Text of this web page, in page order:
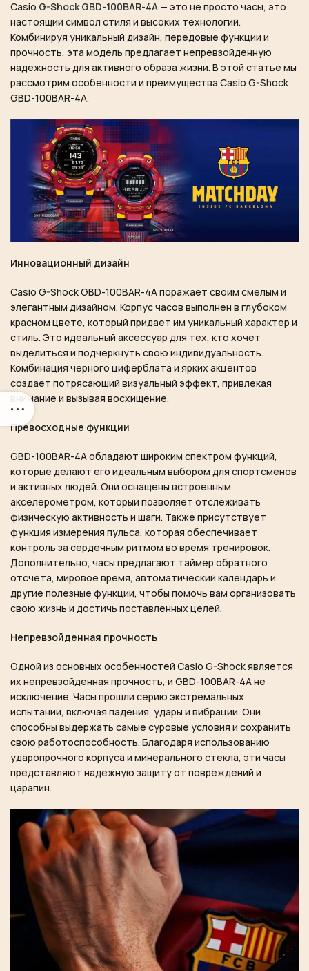
Casio G-Shock GBD-100BAR-4A — это не просто часы, это
настоящий символ стиля и высоких технологий.
Комбинируя уникальный дизайн, передовые функции и
прочность, эта модель предлагает непревзойденную
надежность для активного образа жизни. В этой статье мы
рассмотрим особенности и преимущества Casio G-Shock
GBD-100BAR-4A.
Инновационный дизайн
Casio G-Shock GBD-100BAR-4A поражает своим смелым и
элегантным дизайном. Корпус часов выполнен в глубоком
красном цвете, который придает им уникальный характер и
стиль. Это идеальный аксессуар для тех, кто хочет
выделиться и подчеркнуть свою индивидуальность.
Комбинация черного циферблата и ярких акцентов
создает потрясающий визуальный эффект, привлекая
внимание и вызывая восхищение.
Превосходные функции
GBD-100BAR-4A обладают широким спектром функций,
которые делают его идеальным выбором для спортсменов
и активных людей. Они оснащены встроенным
акселерометром, который позволяет отслеживать
физическую активность и шаги. Также присутствует
функция измерения пульса, которая обеспечивает
контроль за сердечным ритмом во время тренировок.
Дополнительно, часы предлагают таймер обратного
отсчета, мировое время, автоматический календарь и
другие полезные функции, чтобы помочь вам организовать
свою жизнь и достичь поставленных целей.
Непревзойденная прочность
Одной из основных особенностей Casio G-Shock является
их непревзойденная прочность, и GBD-100BAR-4A не
исключение. Часы прошли серию экстремальных
испытаний, включая падения, удары и вибрации. Они
способны выдержать самые суровые условия и сохранить
свою работоспособность. Благодаря использованию
ударопрочного корпуса и минерального стекла, эти часы
представляют надежную защиту от повреждений и
царапин.